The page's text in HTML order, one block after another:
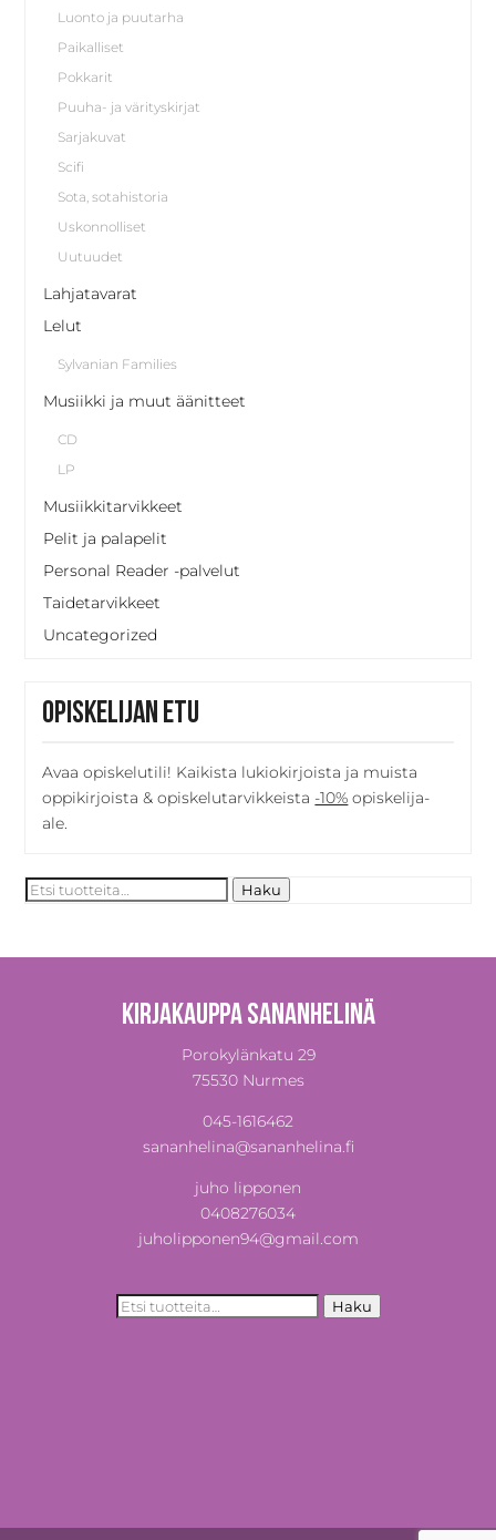
Luonto ja puutarha
Paikalliset
Pokkarit
Puuha- ja värityskirjat
Sarjakuvat
Scifi
Sota, sotahistoria
Uskonnolliset
Uutuudet
Lahjatavarat
Lelut
Sylvanian Families
Musiikki ja muut äänitteet
CD
LP
Musiikkitarvikkeet
Pelit ja palapelit
Personal Reader -palvelut
Taidetarvikkeet
Uncategorized
Opiskelijan etu
Avaa opiskelutili! Kaikista lukiokirjoista ja muista
oppikirjoista & opiskelutarvikkeista -10% opiskelija-
ale.
Etsi: Haku
Kirjakauppa Sananhelinä
Porokylänkatu 29
75530 Nurmes
045-1616462
sananhelina@sananhelina.fi
juho lipponen
0408276034
juholipponen94@gmail.com
Etsi: Haku